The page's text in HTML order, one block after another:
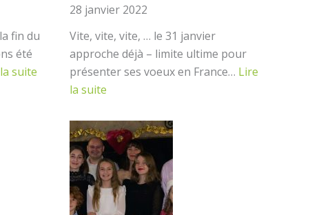
fin du
été
suite
Bonne
28 janvier 2022
Vite, vite, vite, … le 31 janvier
approche déjà – limite ultime pour
présenter ses voeux en France… Lire
la suite
année
2022
!